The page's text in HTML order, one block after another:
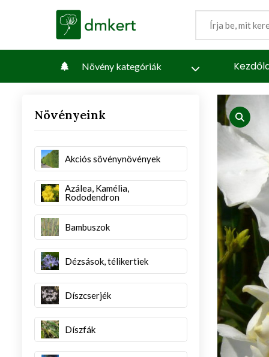
Növény kategóriák
Növényeink
Akciós sövénynövények
Azálea, Kamélia,
Rododendron
Bambuszok
Dézsások, télikertiek
Díszcserjék
Díszfák